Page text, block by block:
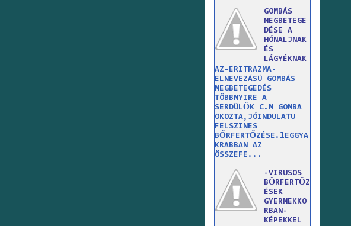
GOMBÁS
MEGBETEGE
DÉSE A
HÓNALJNAK
ÉS
LÁGYÉKNAK
AZ-ERITRAZMA-
ELNEVEZÁSÜ GOMBÁS
MEGBETEGEDÉS
TÖBBNYIRE A
SERDÜLŐK C.M GOMBA
OKOZTA,JÓINDULATU
FELSZINES
BŐRFERTŐZÉSE.lEGGYA
KRABBAN AZ
ÖSSZEFE...
-VIRUSOS
BŐRFERTŐZ
ÉSEK
GYERMEKKO
RBAN-
KÉPEKKEL